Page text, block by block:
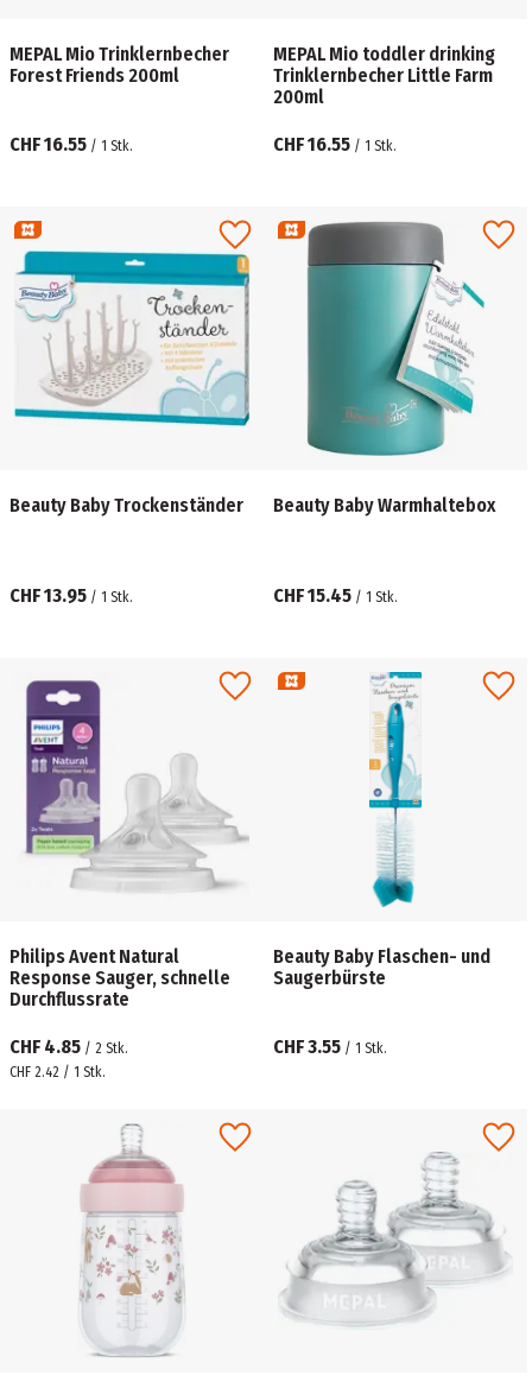
MEPAL Mio Trinklernbecher
Forest Friends 200ml
CHF 16.55 / 1 Stk.
MEPAL Mio toddler drinking
Trinklernbecher Little Farm
200ml
CHF 16.55 / 1 Stk.
Beauty Baby Trockenständer
CHF 13.95 / 1 Stk.
Beauty Baby Warmhaltebox
CHF 15.45 / 1 Stk.
Philips Avent Natural
Response Sauger, schnelle
Durchflussrate
CHF 4.85 / 2 Stk.
CHF 2.42 / 1 Stk.
Beauty Baby Flaschen- und
Saugerbürste
CHF 3.55 / 1 Stk.